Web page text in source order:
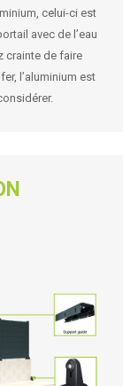
celui-ci est
avec de l’eau
crainte de faire
l’aluminium est